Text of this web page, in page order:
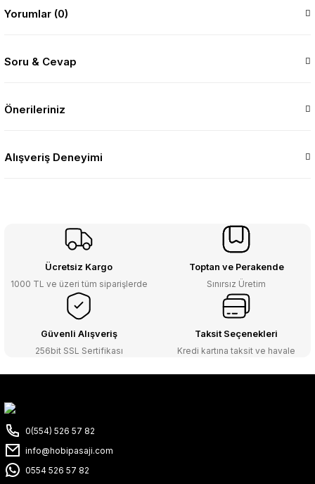
Yorumlar (0)
Soru & Cevap
Önerileriniz
Alışveriş Deneyimi
Ücretsiz Kargo
1000 TL ve üzeri tüm siparişlerde
Toptan ve Perakende
Sınırsız Üretim
Güvenli Alışveriş
256bit SSL Sertifikası
Taksit Seçenekleri
Kredi kartına taksit ve havale
0(554) 526 57 82
info@hobipasaji.com
0554 526 57 82